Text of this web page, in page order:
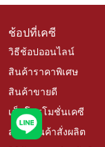
ช้อปที่เคซี
วิธีช้อปออนไลน์
สินค้าราคาพิเศษ
สินค้าขายดี
เช็คโปรโมชั่นเคซี
สั่งซื้อสินค้าสั่งผลิต